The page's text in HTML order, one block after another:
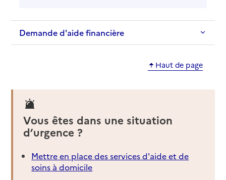
Demande d'aide financière
Haut de page
Vous êtes dans une situation
d’urgence ?
Mettre en place des services d'aide et de
soins à domicile